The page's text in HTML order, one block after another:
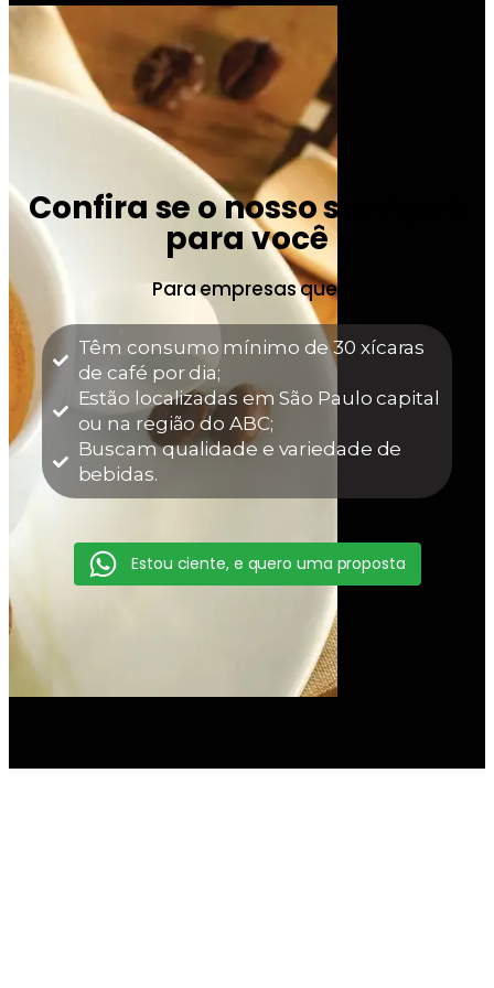
Confira se o nosso serviço é
para você
Para empresas que:
Têm consumo mínimo de 30 xícaras
de café por dia;
Estão localizadas em São Paulo capital
ou na região do ABC;
Buscam qualidade e variedade de
bebidas.
Estou ciente, e quero uma proposta